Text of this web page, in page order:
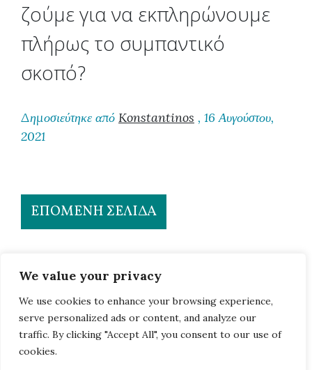
We value your privacy
We use cookies to enhance your browsing experience,
serve personalized ads or content, and analyze our
traffic. By clicking "Accept All", you consent to our use of
cookies.
ζούμε για να εκπληρώνουμε
πλήρως το συμπαντικό
σκοπό?
Δημοσιεύτηκε από Konstantinos , 16 Αυγούστου,
2021
ΕΠΌΜΕΝΗ ΣΕΛΊΔΑ